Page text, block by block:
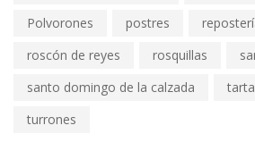
Polvorones
postres
roscón de reyes
rosquillas
santo domingo de la calzada
turrones